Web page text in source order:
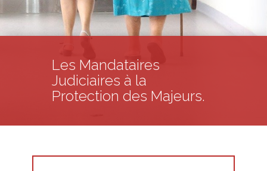
Les Mandataires
Judiciaires à la
Protection des Majeurs.